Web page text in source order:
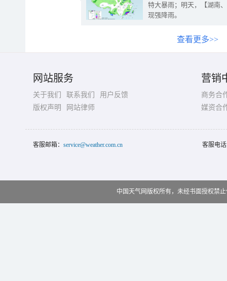
特大暴雨；明天，【湖南
现强降雨。
查看更多>>
网站服务
关于我们 联系我们
用户反馈
版权声明
网站律师
营销
商务合
媒资合
客服邮箱： service@weather.com.cn 客服电
中国天气网版权所有，未经书面授权